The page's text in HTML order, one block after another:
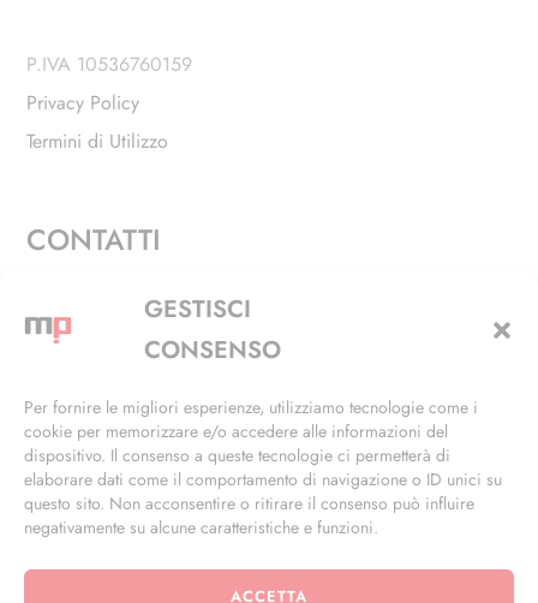
GESTISCI
CONSENSO
Per fornire le migliori esperienze, utilizziamo tecnologie come i
cookie per memorizzare e/o accedere alle informazioni del
dispositivo. Il consenso a queste tecnologie ci permetterà di
elaborare dati come il comportamento di navigazione o ID unici su
questo sito. Non acconsentire o ritirare il consenso può influire
negativamente su alcune caratteristiche e funzioni.
ACCETTA
P.IVA 10536760159
Privacy Policy
Termini di Utilizzo
CONTATTI
Via Alfieri, 27 - Trezzano Sul Naviglio (MI)
+39 02 4846 3155
info@masterphil.it